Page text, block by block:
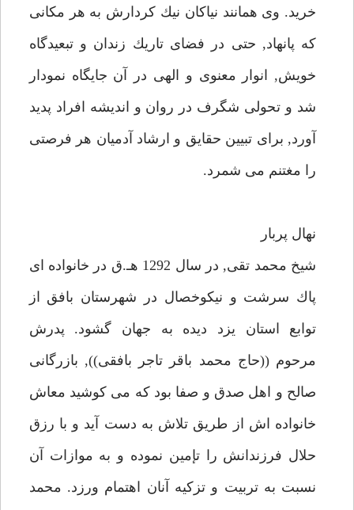
خريد. وى همانند نياكان نيك كردارش به هر مكانى
كه پانهاد, حتى در فضاى تاريك زندان و تبعيدگاه
خويش, انوار معنوى و الهى در آن جايگاه نمودار
شد و تحولى شگرف در روان و انديشه افراد پديد
آورد, براى تبيين حقايق و ارشاد آدميان هر فرصتى
را مغتنم مى شمرد.
نهال پربار
شيخ محمد تقى, در سال 1292 هـ.ق در خانواده اى
پاك سرشت و نيكوخصال در شهرستان بافق از
توابع استان يزد ديده به جهان گشود. پدرش
مرحوم ((حاج محمد باقر تاجر بافقى)), بازرگانى
صالح و اهل صدق و صفا بود كه مى كوشيد معاش
خانواده اش از طريق تلاش به دست آيد و با رزق
حلال فرزندانش را تإمين نموده و به موازات آن
نسبت به تربيت و تزكيه آنان اهتمام ورزد. محمد